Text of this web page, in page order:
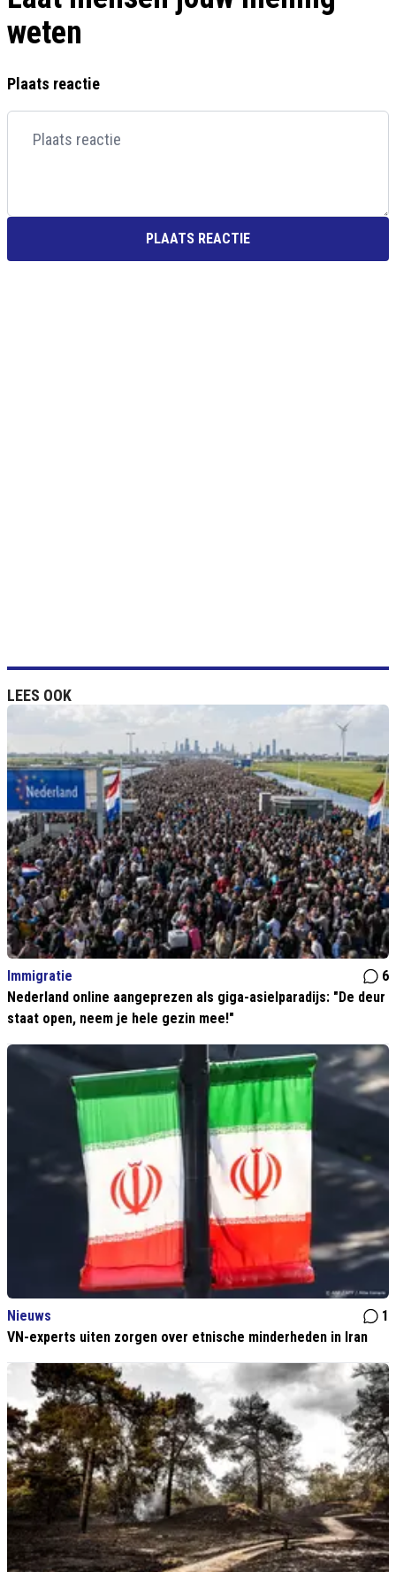
weten
Plaats reactie
PLAATS REACTIE
LEES OOK
Immigratie
6
Nederland online aangeprezen als giga-asielparadijs: "De deur
staat open, neem je hele gezin mee!"
Nieuws
1
VN-experts uiten zorgen over etnische minderheden in Iran